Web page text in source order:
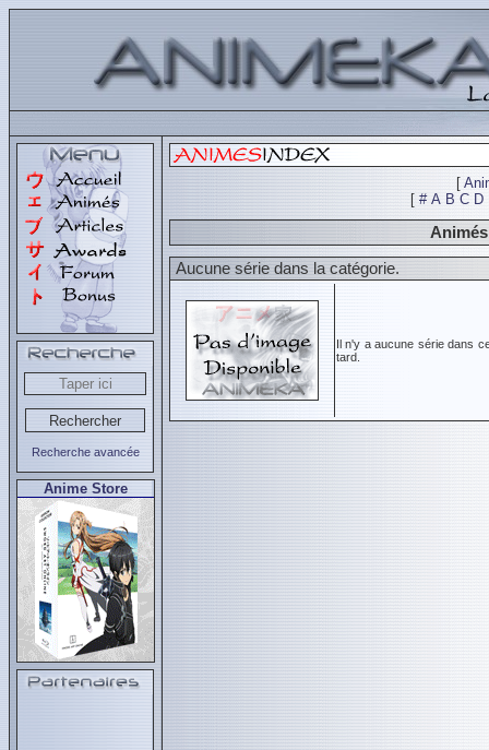
Recherche avancée
Anime Store
[
[ # A B C D
Aucune série dans la catégorie.
Il n'y a aucune série dans
tard.